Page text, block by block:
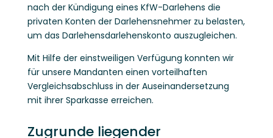
nach der Kündigung eines KfW-Darlehens die
privaten Konten der Darlehensnehmer zu belasten,
um das Darlehensdarlehenskonto auszugleichen.
Mit Hilfe der einstweiligen Verfügung konnten wir
für unsere Mandanten einen vorteilhaften
Vergleichsabschluss in der Auseinandersetzung
mit ihrer Sparkasse erreichen.
Zugrunde liegender